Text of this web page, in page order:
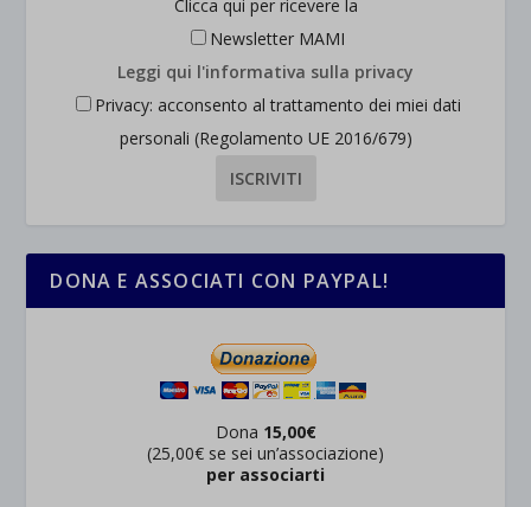
Clicca qui per ricevere la
Newsletter MAMI
Leggi qui l'informativa sulla privacy
Privacy: acconsento al trattamento dei miei dati
personali (Regolamento UE 2016/679)
DONA E ASSOCIATI CON PAYPAL!
Dona 15,00€
(25,00€ se sei un’associazione)
per associarti